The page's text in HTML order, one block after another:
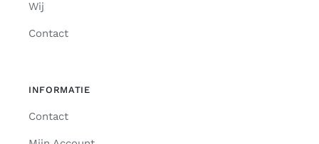
Wij
Contact
INFORMATIE
Contact